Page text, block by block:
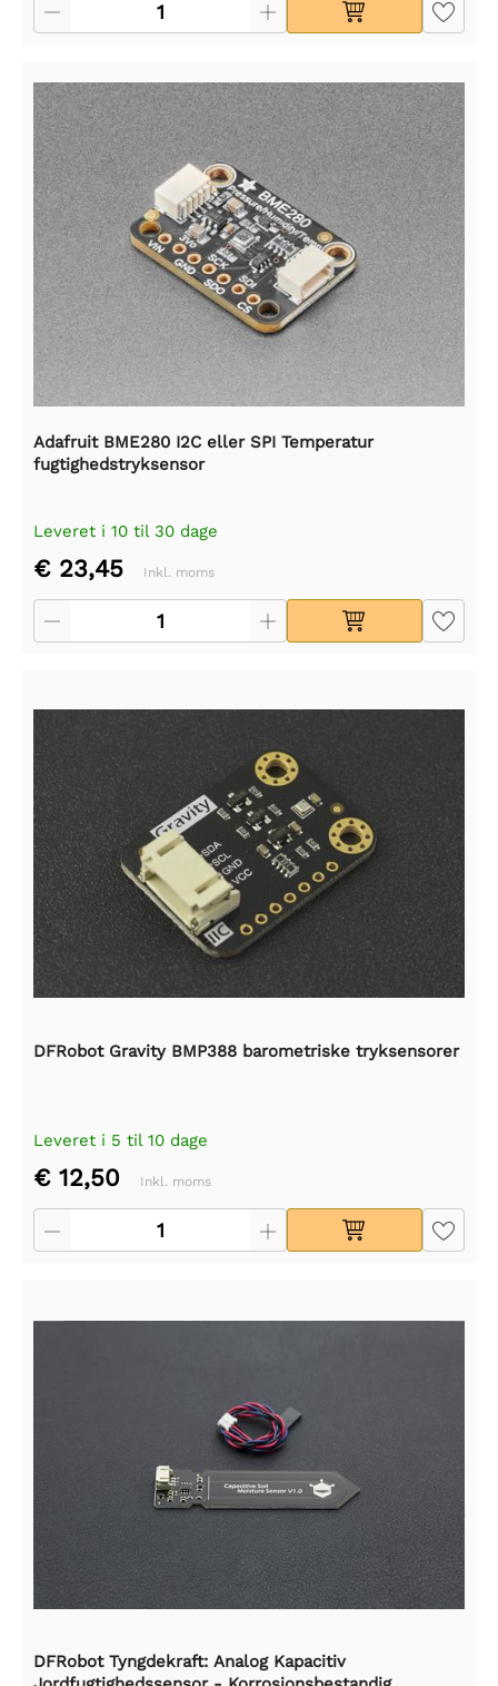
Adafruit BME280 I2C eller SPI Temperatur
fugtighedstryksensor
Leveret i 10 til 30 dage
€ 23,45 Inkl. moms
DFRobot Gravity BMP388 barometriske tryksensorer
Leveret i 5 til 10 dage
€ 12,50 Inkl. moms
DFRobot Tyngdekraft: Analog Kapacitiv